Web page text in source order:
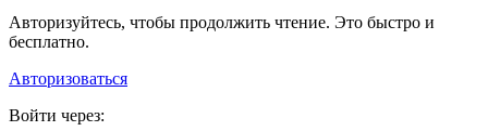
Авторизуйтесь, чтобы продолжить чтение. Это быстро и
бесплатно.
Авторизоваться
Войти через: